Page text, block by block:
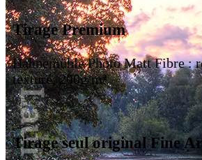
Tirage Premium
Hahnemühle Photo Matt Fibre :
texturé, 200g/m²
Tirage seul original Fine